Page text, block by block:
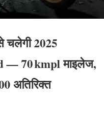
2025
— 70 kmpl माइलेज,
अतिरिक्त